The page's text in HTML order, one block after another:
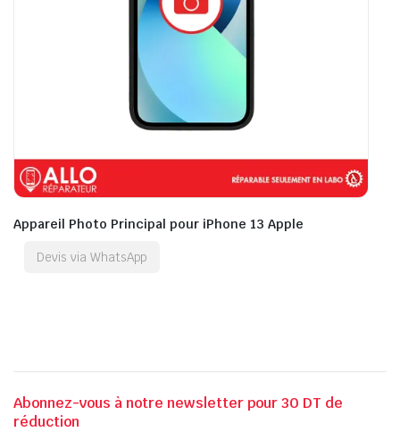
Appareil Photo Principal pour iPhone 13 Apple
Devis via WhatsApp
Abonnez-vous à notre newsletter pour 30 DT de
réduction